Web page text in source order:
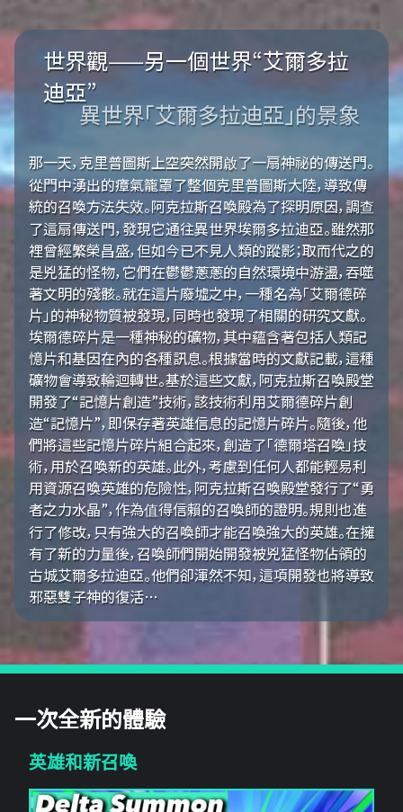
世界觀——另一個世界“艾爾多拉
迪亞”
異世界「艾爾多拉迪亞」的景象
那一天，克里普圖斯上空突然開啟了一扇神祕的傳送門。
從門中湧出的瘴氣籠罩了整個克里普圖斯大陸，導致傳
統的召喚方法失效。阿克拉斯召喚殿為了探明原因，調查
了這扇傳送門，發現它通往異世界埃爾多拉迪亞。雖然那
裡曾經繁榮昌盛，但如今已不見人類的蹤影；取而代之的
是兇猛的怪物，它們在鬱鬱蔥蔥的自然環境中游盪，吞噬
著文明的殘骸。就在這片廢墟之中，一種名為「艾爾德碎
片」的神秘物質被發現，同時也發現了相關的研究文獻。
埃爾德碎片是一種神秘的礦物，其中蘊含著包括人類記
憶片和基因在內的各種訊息。根據當時的文獻記載，這種
礦物會導致輪迴轉世。基於這些文獻，阿克拉斯召喚殿堂
開發了“記憶片創造”技術，該技術利用艾爾德碎片創
造“記憶片”，即保存著英雄信息的記憶片碎片。隨後，他
們將這些記憶片碎片組合起來，創造了「德爾塔召喚」技
術，用於召喚新的英雄。此外，考慮到任何人都能輕易利
用資源召喚英雄的危險性，阿克拉斯召喚殿堂發行了“勇
者之力水晶”，作為值得信賴的召喚師的證明。規則也進
行了修改，只有強大的召喚師才能召喚強大的英雄。在擁
有了新的力量後，召喚師們開始開發被兇猛怪物佔領的
古城艾爾多拉迪亞。他們卻渾然不知，這項開發也將導致
邪惡雙子神的復活…
一次全新的體驗
英雄和新召喚